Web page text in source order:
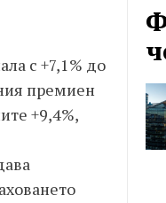
с +7,1% до
премиен
+9,4%,